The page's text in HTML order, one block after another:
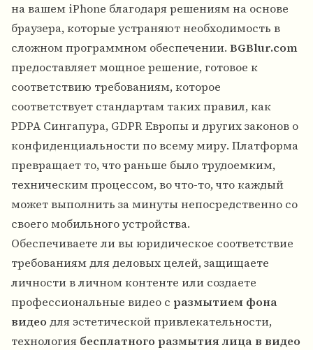
на вашем iPhone благодаря решениям на основе
браузера, которые устраняют необходимость в
сложном программном обеспечении. BGBlur.com
предоставляет мощное решение, готовое к
соответствию требованиям, которое
соответствует стандартам таких правил, как
PDPA Сингапура, GDPR Европы и других законов о
конфиденциальности по всему миру. Платформа
превращает то, что раньше было трудоемким,
техническим процессом, во что-то, что каждый
может выполнить за минуты непосредственно со
своего мобильного устройства.
Обеспечиваете ли вы юридическое соответствие
требованиям для деловых целей, защищаете
личности в личном контенте или создаете
профессиональные видео с размытием фона
видео для эстетической привлекательности,
технология бесплатного размытия лица в видео